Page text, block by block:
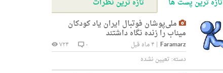
تازه ترین پست ها
تازه ترین نظرات
ملی‌پوشان فوتبال ایران یاد کودکان
میناب را زنده نگاه داشتند
Faramarz
| ۴ ماه قبل ۰
۷۲۴
دسته: تعیین نشده